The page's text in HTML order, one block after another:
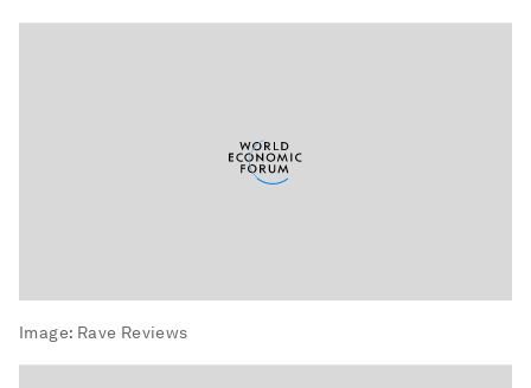
Image: Rave Reviews